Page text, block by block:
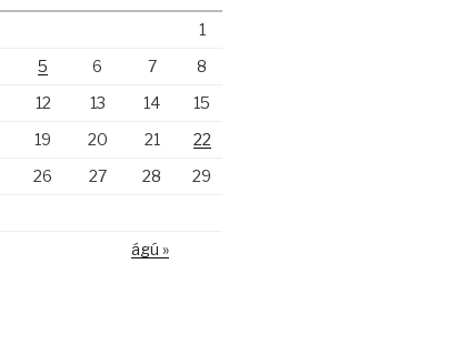
1
5 6 7
8
12 13 14
15
19 20 21
22
26 27 28
29
ágú »